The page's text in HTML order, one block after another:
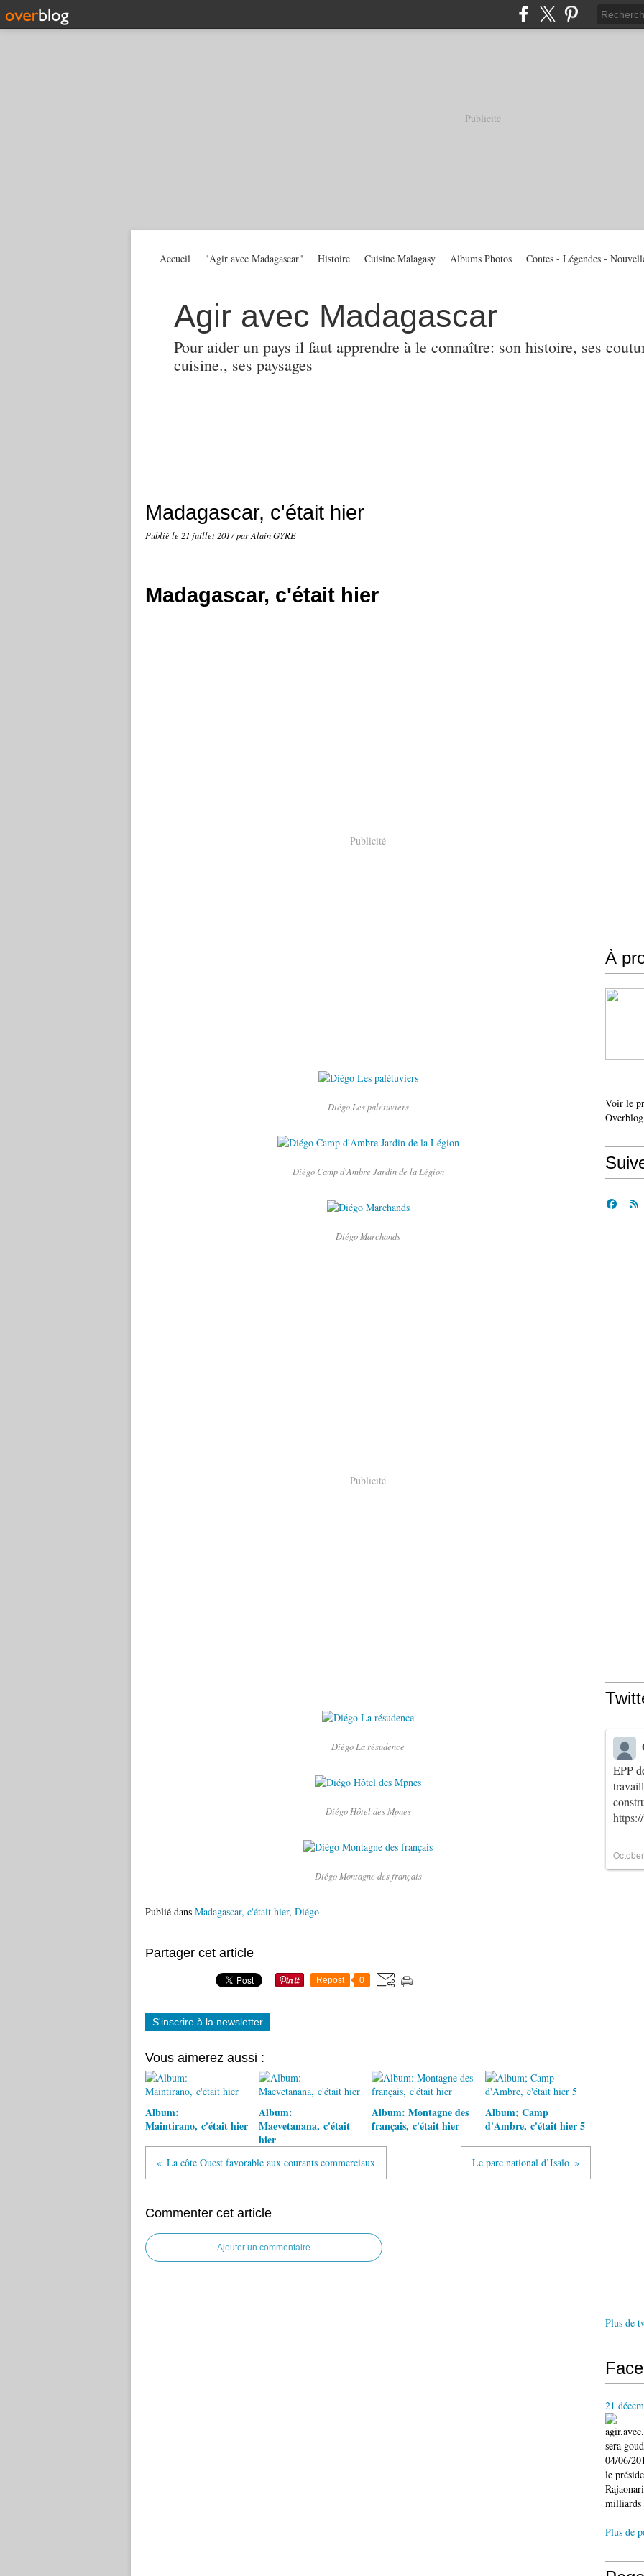
Publicité
Agir avec Madagascar
Pour aider un pays il faut apprendre à le connaître: son histoire, ses
cuisine., ses paysages
Accueil "Agir avec Madagascar" Histoire Cuisine Malagasy Albums Photos Contes - Légendes -
Madagascar, c'était hier
Publié le 21 juillet 2017par Alain GYRE
Madagascar, c'était hier
Publicité
Diégo Les palétuviers
Diégo Camp d'Ambre Jardin de la Légion
Diégo Marchands
Publicité
Diégo La résudence
Diégo Hôtel des Mpnes
Diégo Montagne des français
Publié dans Madagascar, c'était hier, Diégo
Partager cet article
Repost 0
S'inscrire à la newsletter
Vous aimerez aussi :
Album:
Maintirano, c'était hier
Album:
Maevetanana, c'était
hier
Album: Montagne des
français, c'était hier
Album; Camp
d'Ambre, c'était hier 5
La côte Ouest favorable aux courants commerciaux Le parc national d’Isalo
Commenter cet article
Ajouter un commentaire
À
Voir le
Overblog
EPP
Plus de
21
sera
04/06/
le
milliards
Plus de